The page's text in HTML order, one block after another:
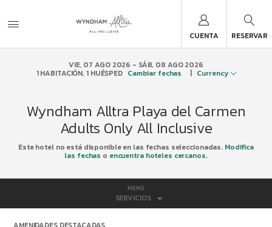
CUENTA RESERVAR
VIE, 07 AGO 2026 SÁB, 08 AGO 2026
1HABITACIÓN,1 HUÉSPED Cambiar fechas | Currency
Wyndham Alltra Playa del Carmen
Adults Only All Inclusive
Este hotel no está disponible en las fechas seleccionadas. Modifica
las fechas o encuentra hoteles cercanos.
MENÚ
SERVICIOS